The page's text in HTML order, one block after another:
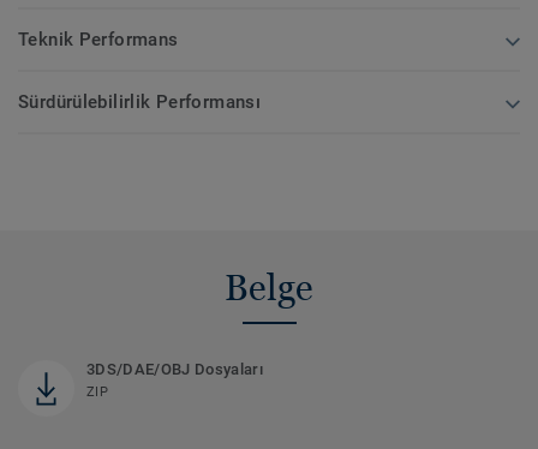
Teknik Performans
Sürdürülebilirlik Performansı
Belge
3DS/DAE/OBJ Dosyaları
ZIP